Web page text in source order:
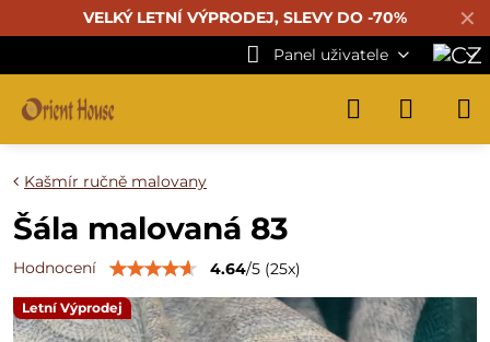
✕
VELKÝ LETNÍ VÝPRODEJ, SLEVY DO -70%
Panel uživatele
Letní Výprodej
Kašmír ručně malovany
Šála malovaná 83
Hodnocení 4.64/5 (25x)